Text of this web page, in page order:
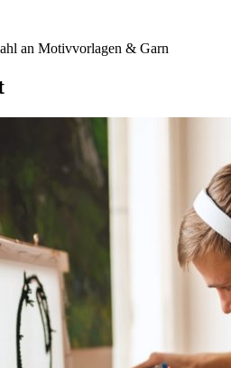
an Motivvorlagen & Garn